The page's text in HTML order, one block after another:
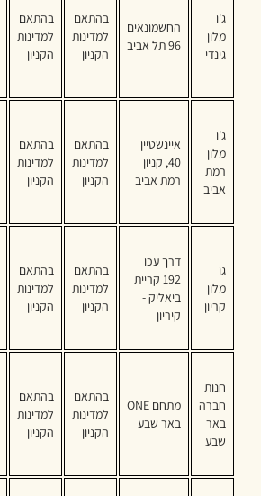
ג'ו
מלון
גינדי
החשמונאים
96 תל אביב
בהתאם
למדינות
הקניון
בהתאם
למדינות
הקניון
ג'ו
מלון
רמת
אביב
איינשטיין
40, קניון
רמת אביב
בהתאם
למדינות
הקניון
בהתאם
למדינות
הקניון
גו
מלון
קריון
דרך עכו
192 קריית
ביאליק -
קיריון
בהתאם
למדינות
הקניון
בהתאם
למדינות
הקניון
חנות
חברה
באר
שבע
מתחם ONE
באר שבע
בהתאם
למדינות
הקניון
בהתאם
למדינות
הקניון